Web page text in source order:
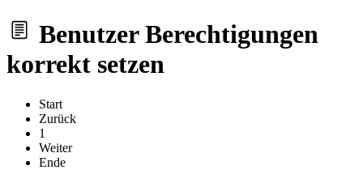
Benutzer Berechtigungen
korrekt setzen
Start
Zurück
1
Weiter
Ende